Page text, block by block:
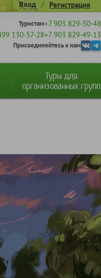
Вход / Регистрация
Туристам+7 903 829-50-48
130-57-28+7 903 829-49-13
Присоединяйтесь к нам
Туры для
организованных групп